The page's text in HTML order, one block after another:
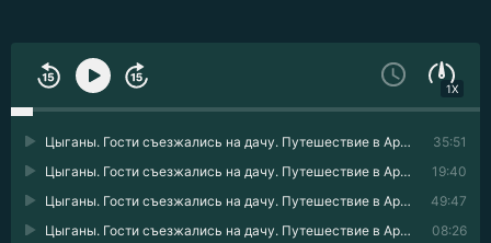
1X
35:51
Цыганы. Гости съезжались на дачу. Путешествие в Арзрум 01
19:40
Цыганы. Гости съезжались на дачу. Путешествие в Арзрум 02
49:47
Цыганы. Гости съезжались на дачу. Путешествие в Арзрум 03
08:26
Цыганы. Гости съезжались на дачу. Путешествие в Арзрум 04